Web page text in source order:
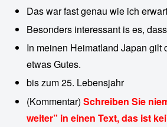
Das war fast genau wie ich
Besonders interessant is es,
In meinen Heimatland Japan gilt
etwas Gutes.
bis zum 25. Lebensjahr
(Kommentar)Schreiben Sie
weiter” in einen Text, das ist